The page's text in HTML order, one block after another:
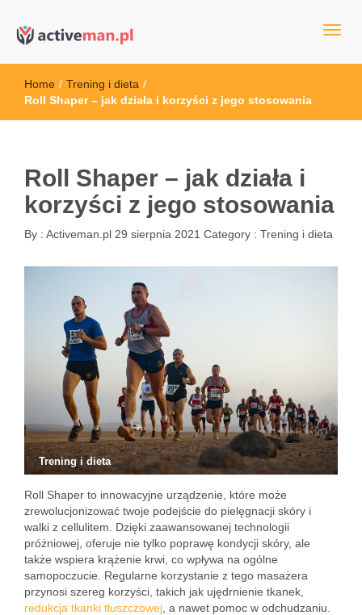
active man – sprzęt sportowy
sportowym
Home / Trening i dieta /
Roll Shaper – jak działa i korzyści z jego stosowania
Roll Shaper – jak działa i
korzyści z jego stosowania
By : Activeman.pl 29 sierpnia 2021 Category : Trening i dieta
Trening i dieta
Roll Shaper to innowacyjne urządzenie, które może
zrewolucjonizować twoje podejście do pielęgnacji skóry i
walki z cellulitem. Dzięki zaawansowanej technologii
próżniowej, oferuje nie tylko poprawę kondycji skóry, ale
także wspiera krążenie krwi, co wpływa na ogólne
samopoczucie. Regularne korzystanie z tego masażera
przynosi szereg korzyści, takich jak ujędrnienie tkanek,
redukcja tkanki tłuszczowej , a nawet pomoc w odchudzaniu.